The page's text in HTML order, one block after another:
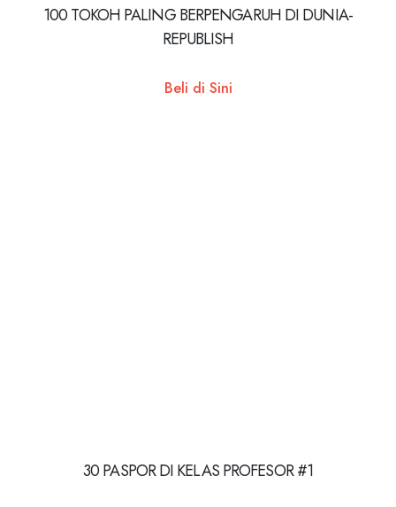
100 TOKOH PALING BERPENGARUH DI DUNIA-
REPUBLISH
Beli di Sini
30 PASPOR DI KELAS PROFESOR #1